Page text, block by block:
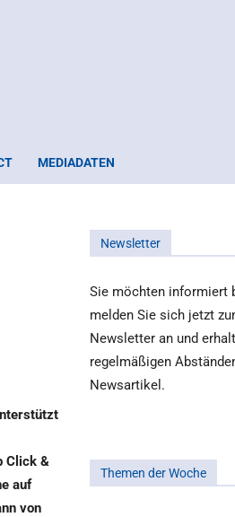
MEDIADATEN
Click &
auf
von
Newsletter
Sie möchten informiert
melden Sie sich jetzt
Newsletter an und
regelmäßigen
Newsartikel.
Themen der Woche